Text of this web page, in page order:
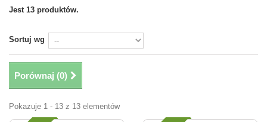
Jest 13 produktów.
Sortuj wg
Porównaj (0)
Pokazuje 1 - 13 z 13 elementów